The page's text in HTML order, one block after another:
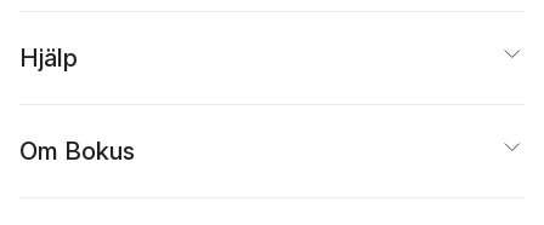
Hjälp
Om Bokus